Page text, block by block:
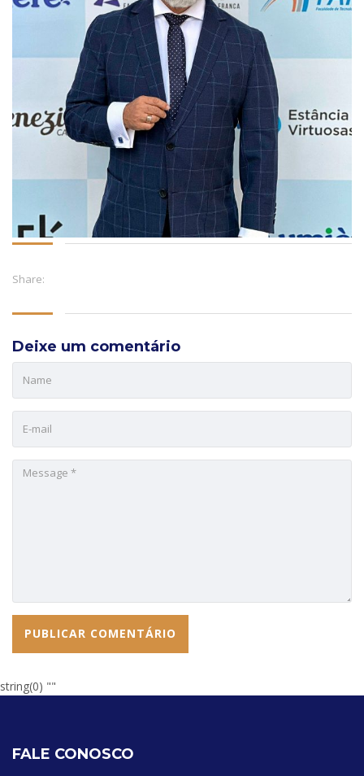
Share:
Deixe um comentário
FALE CONOSCO
string(0) ""